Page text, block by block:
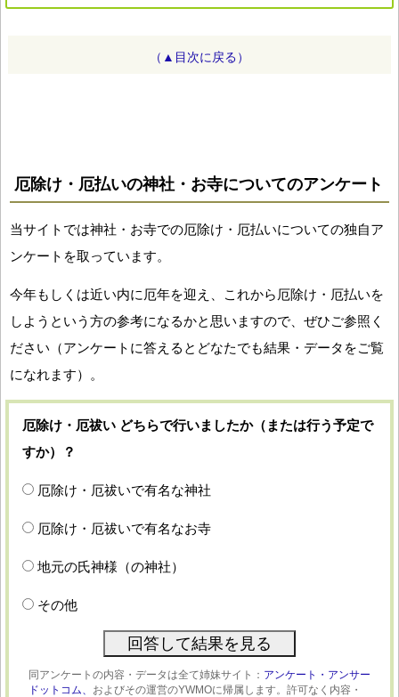
（▲目次に戻る）
厄除け・厄払いの神社・お寺についてのアンケート
当サイトでは神社・お寺での厄除け・厄払いについての独自ア
ンケートを取っています。
今年もしくは近い内に厄年を迎え、これから厄除け・厄払いを
しようという方の参考になるかと思いますので、ぜひご参照く
ださい（アンケートに答えるとどなたでも結果・データをご覧
になれます）。
厄除け・厄祓い どちらで行いましたか（または行う予定で
すか）？
厄除け・厄祓いで有名な神社
厄除け・厄祓いで有名なお寺
地元の氏神様（の神社）
その他
同アンケートの内容・データは全て姉妹サイト： アンケート・アンサー
ドットコム、 およびその運営のYWMOに帰属します。許可なく内容・